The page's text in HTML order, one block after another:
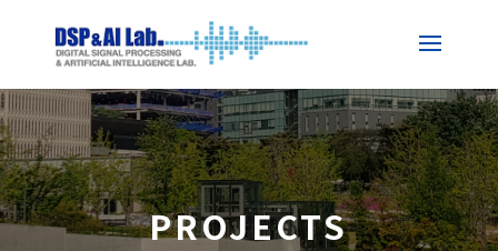
PROJECTS